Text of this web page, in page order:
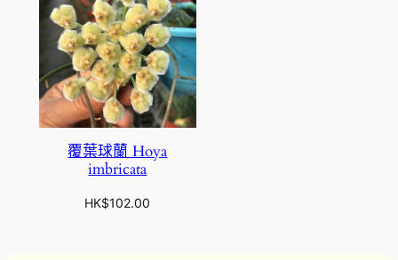
覆葉球蘭 Hoya
imbricata
HK$102.00